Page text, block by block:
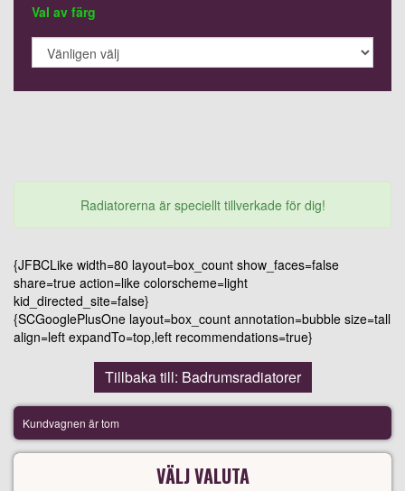
Val av färg
Radiatorerna är speciellt tillverkade för dig!
{JFBCLike width=80 layout=box_count show_faces=false
share=true action=like colorscheme=light
kid_directed_site=false}
{SCGooglePlusOne layout=box_count annotation=bubble size=tall
align=left expandTo=top,left recommendations=true}
Tillbaka till: Badrumsradiatorer
Kundvagnen är tom
VÄLJ VALUTA